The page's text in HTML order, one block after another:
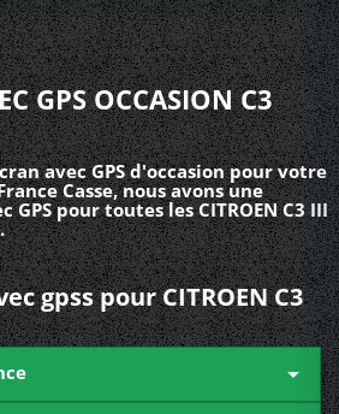
GPS OCCASION C3
avec GPS d'occasion pour votre
Casse, nous avons une
GPS pour toutes les CITROEN C3 III
gpss pour CITROEN C3
